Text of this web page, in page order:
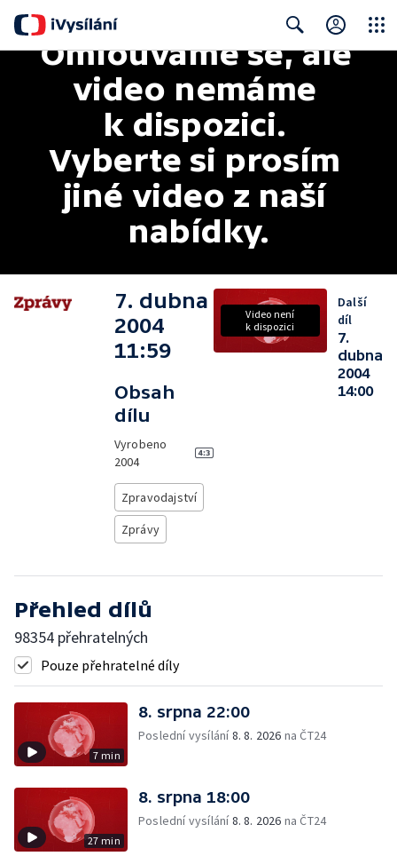
Search
Omlouváme se, ale
video nemáme
k dispozici.
Vyberte si prosím
jiné video z naší
nabídky.
7. dubna
2004
11:59
Obsah
dílu
Vyrobeno
2004
Zpravodajství
Zprávy
Video není
k dispozici
Další
díl
7.
dubna
2004
14:00
Přehled dílů
98354 přehratelných
Pouze přehratelné díly
7 min
8. srpna 22:00
Poslední vysílání8. 8. 2026 na ČT24
27 min
8. srpna 18:00
Poslední vysílání8. 8. 2026 na ČT24